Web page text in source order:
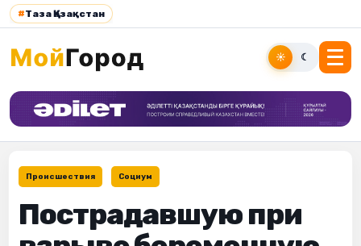
#Таза Қазақстан
☀ ☾
Происшествия Социум
Пострадавшую при